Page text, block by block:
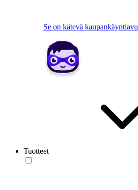
Se on kätevä
Tuotteet